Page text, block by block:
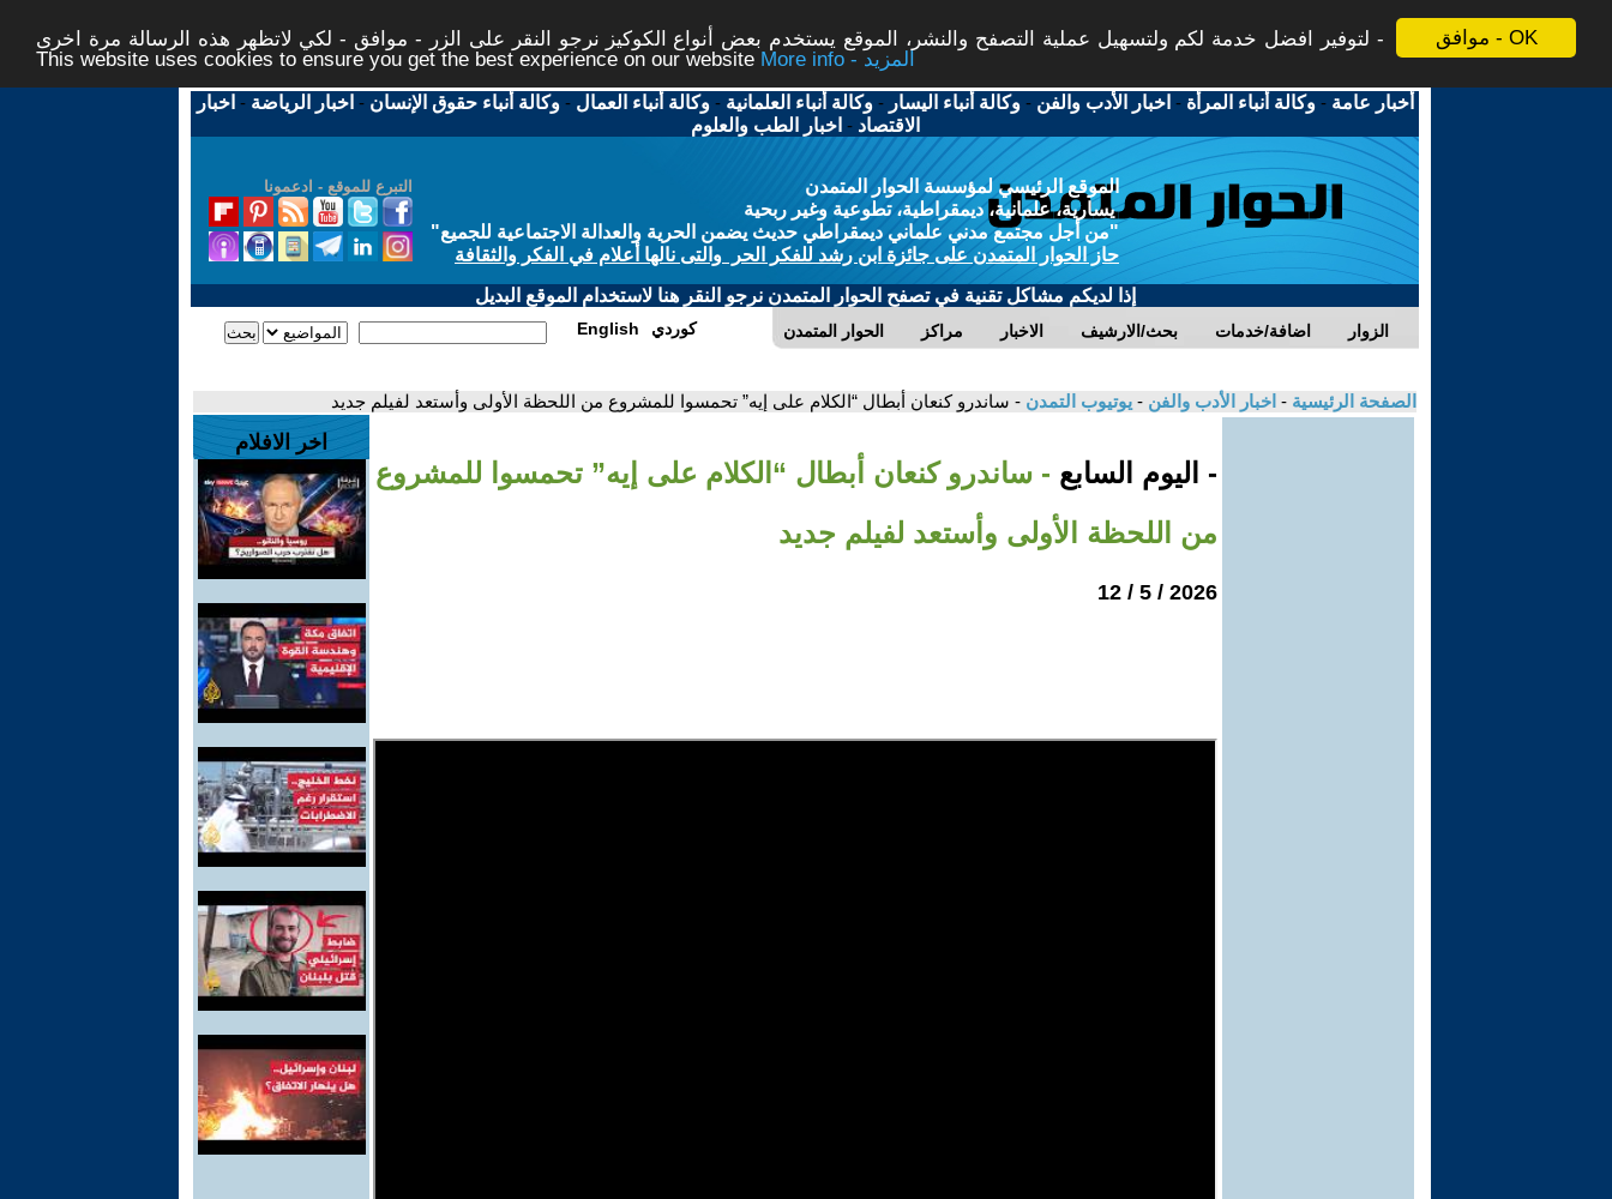
موافق - OK
لتوفير افضل خدمة لكم ولتسهيل عملية التصفح والنشر، الموقع يستخدم بعض أنواع الكوكيز نرجو النقر على الزر - موافق - لكي لاتظهر هذه الرسالة مرة اخرى -
This website uses cookies to ensure you get the best experience on our website
More info - المزيد
أخبار عامة -وكالة أنباء المرأة - اخبار الأدب والفن -وكالة أنباء اليسار -وكالة أنباء العلمانية -وكالة أنباء العمال -وكالة أنباء حقوق الإنسان - اخبار الرياضة - اخبار
الاقتصاد - اخبار الطب والعلوم
التبرع للموقع - ادعمونا
الموقع الرئيسي لمؤسسة الحوار المتمدن
يسارية، علمانية، ديمقراطية، تطوعية وغير ربحية
"من أجل مجتمع مدني علماني ديمقراطي حديث يضمن الحرية والعدالة الاجتماعية للجميع"
حاز الحوار المتمدن على جائزة ابن رشد للفكر الحر والتى نالها أعلام في الفكر والثقافة
إذا لديكم مشاكل تقنية في تصفح الحوار المتمدن نرجو النقر هنا لاستخدام الموقع البديل
الحوار المتمدن مراكز الاخبار بحث/الارشيف اضافة/خدمات الزوار English كوردي
الصفحة الرئيسية - اخبار الأدب والفن - يوتيوب التمدن - ساندرو كنعان أبطال “الكلام على إيه” تحمسوا للمشروع من اللحظة الأولى وأستعد لفيلم جديد
- اليوم السابع - ساندرو كنعان أبطال “الكلام على إيه” تحمسوا للمشروع
من اللحظة الأولى وأستعد لفيلم جديد
2026 / 5 / 12
اخر الافلام